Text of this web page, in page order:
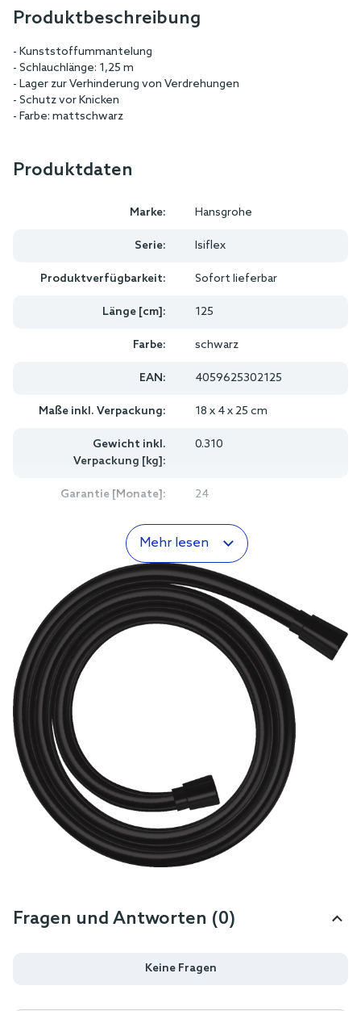
Produktbeschreibung
- Kunststoffummantelung
- Schlauchlänge: 1,25 m
- Lager zur Verhinderung von Verdrehungen
- Schutz vor Knicken
- Farbe: mattschwarz
Produktdaten
Marke: Hansgrohe
Serie: Isiflex
Produktverfügbarkeit: Sofort lieferbar
Länge [cm]: 125
Farbe: schwarz
EAN: 4059625302125
Maße inkl. Verpackung: 18 x 4 x 25 cm
Gewicht inkl.
Verpackung [kg]:
0.310
Garantie [Monate]: 24
Mehr lesen
Fragen und Antworten (0)
Keine Fragen